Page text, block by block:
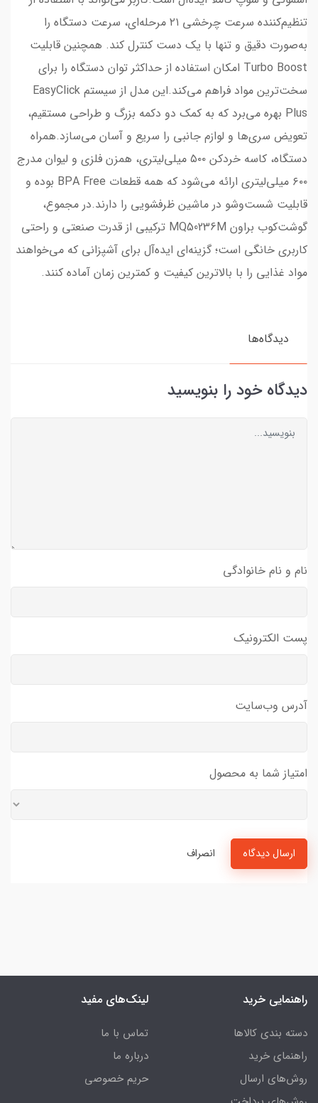
تنظیم‌کننده سرعت چرخشی ۲۱ مرحله‌ای، سرعت دستگاه را
به‌صورت دقیق و تنها با یک دست کنترل کند. همچنین قابلیت
Turbo Boost امکان استفاده از حداکثر توان دستگاه را برای
سخت‌ترین مواد فراهم می‌کند.این مدل از سیستم EasyClick
Plus بهره می‌برد که به کمک دو دکمه بزرگ و طراحی مستقیم،
تعویض سری‌ها و لوازم جانبی را سریع و آسان می‌سازد.همراه
دستگاه، کاسه خردکن ۵۰۰ میلی‌لیتری، همزن فلزی و لیوان مدرج
۶۰۰ میلی‌لیتری ارائه می‌شود که همه قطعات BPA Free بوده و
قابلیت شست‌وشو در ماشین ظرفشویی را دارند.در مجموع،
گوشت‌کوب براون MQ50236M ترکیبی از قدرت صنعتی و راحتی
کاربری خانگی است؛ گزینه‌ای ایده‌آل برای آشپزانی که می‌خواهند
مواد غذایی را با بالاترین کیفیت و کمترین زمان آماده کنند.
دیدگاه‌ها
دیدگاه خود را بنویسید
نام و نام خانوادگی
پست الکترونیک
آدرس وب‌سایت
امتیاز شما به محصول
ارسال دیدگاه انصراف
راهنمایی خرید
دسته بندی کالاها
راهنمای خرید
روش‌های ارسال
لینک‌های مفید
تماس با ما
درباره ما
حریم خصوصی